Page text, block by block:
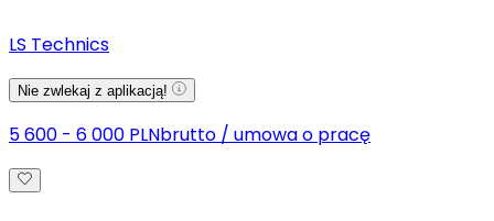
LS Technics
Nie zwlekaj z aplikacją!
5 600 - 6 000 PLNbrutto / umowa o pracę